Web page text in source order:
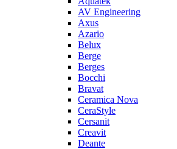
AV Engineering
Axus
Azario
Belux
Berge
Berges
Bocchi
Bravat
Ceramica Nova
CeraStyle
Cersanit
Creavit
Deante